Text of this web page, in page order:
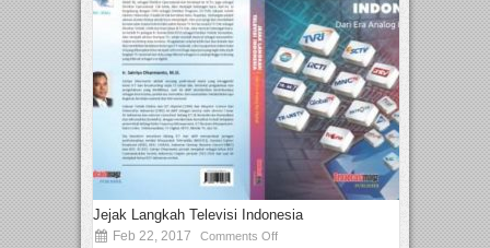
Jejak Langkah Televisi Indonesia
Feb 22, 2017 Comments Off